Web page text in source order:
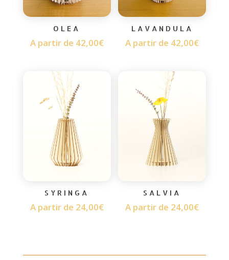
OLEA
A partir de 42,00€
LAVANDULA
A partir de 42,00€
SYRINGA
A partir de 24,00€
SALVIA
A partir de 24,00€